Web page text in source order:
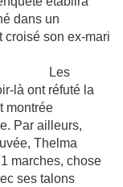
dans un
croisé son ex-mari
Les
là ont réfuté la
montrée
Par ailleurs,
Thelma
marches, chose
ses talons